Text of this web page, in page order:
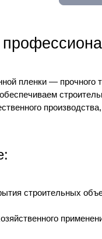
пленки —
строительных